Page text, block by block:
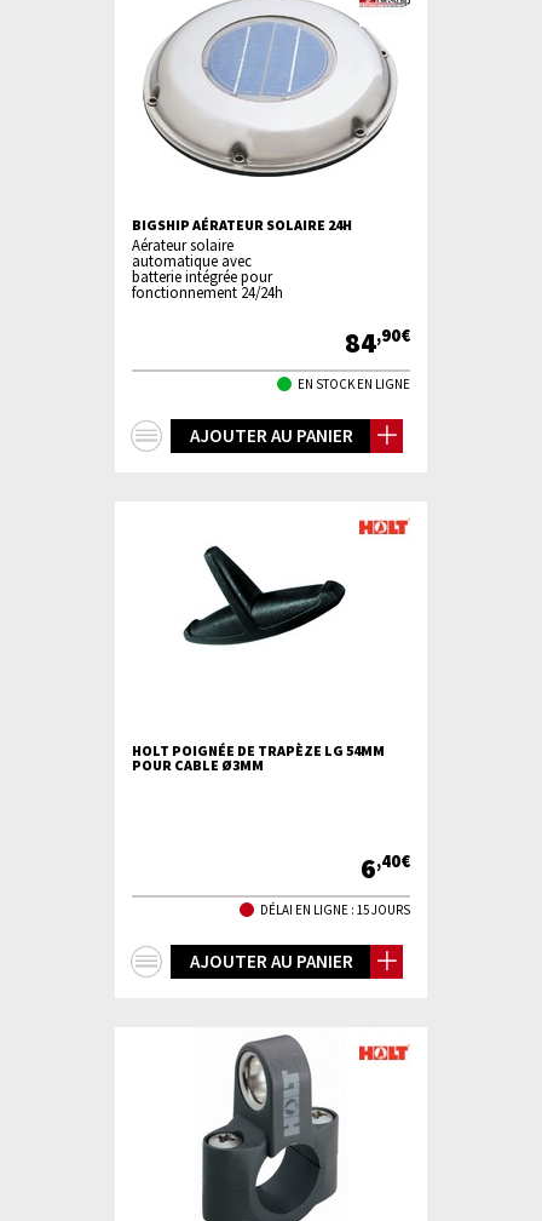
BIGSHIP AÉRATEUR SOLAIRE 24H
Aérateur solaire
automatique avec
batterie intégrée pour
fonctionnement 24/24h
84,90€
EN STOCK EN LIGNE
AJOUTER AU PANIER
HOLT POIGNÉE DE TRAPÈZE LG 54MM
POUR CABLE Ø3MM
6,40€
DÉLAI EN LIGNE : 15 JOURS
AJOUTER AU PANIER